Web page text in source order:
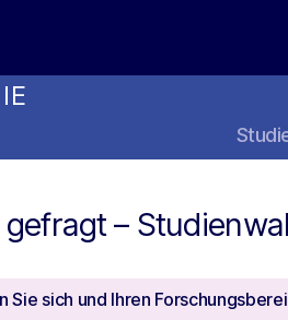
–
Sie sich und Ihren